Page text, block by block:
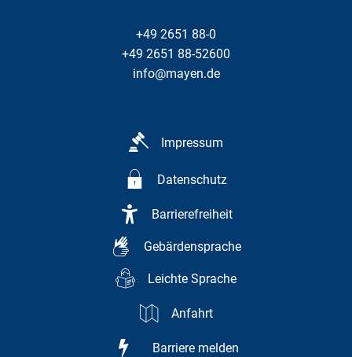
+49 2651 88-0
+49 2651 88-52600
info@mayen.de
Impressum
Datenschutz
Barrierefreiheit
Gebärdensprache
Leichte Sprache
Anfahrt
Barriere melden